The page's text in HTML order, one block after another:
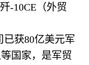
-10CE（外贸
已获80亿美元军
国家，是军贸